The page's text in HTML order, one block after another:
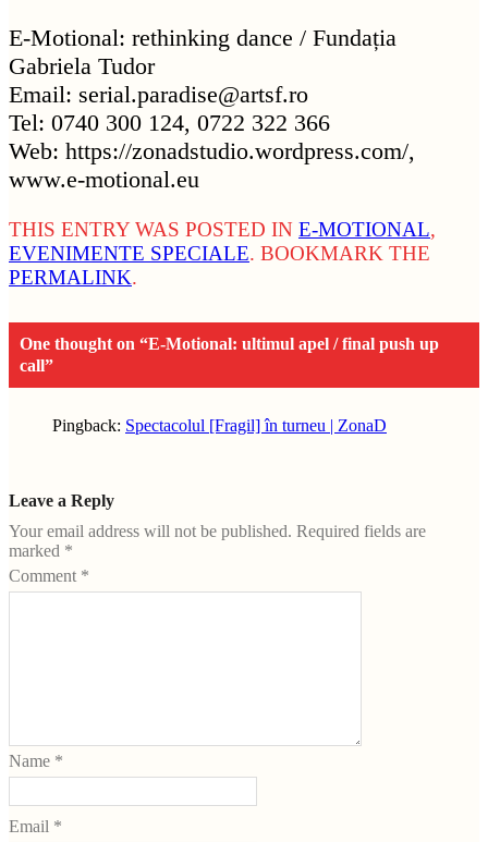
E-Motional: rethinking dance / Fundația
Gabriela Tudor
Email: serial.paradise@artsf.ro
Tel: 0740 300 124, 0722 322 366
Web: https://zonadstudio.wordpress.com/,
www.e-motional.eu
THIS ENTRY WAS POSTED IN E-MOTIONAL,
EVENIMENTE SPECIALE. BOOKMARK THE
PERMALINK.
One thought on “E-Motional: ultimul apel / final push up
call”
Pingback: Spectacolul [Fragil] în turneu | ZonaD
Leave a Reply
Your email address will not be published. Required fields are
marked *
Comment *
Name *
Email *